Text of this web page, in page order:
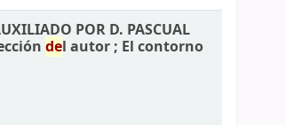
POR D. PASCUAL
del autor ; El contorno